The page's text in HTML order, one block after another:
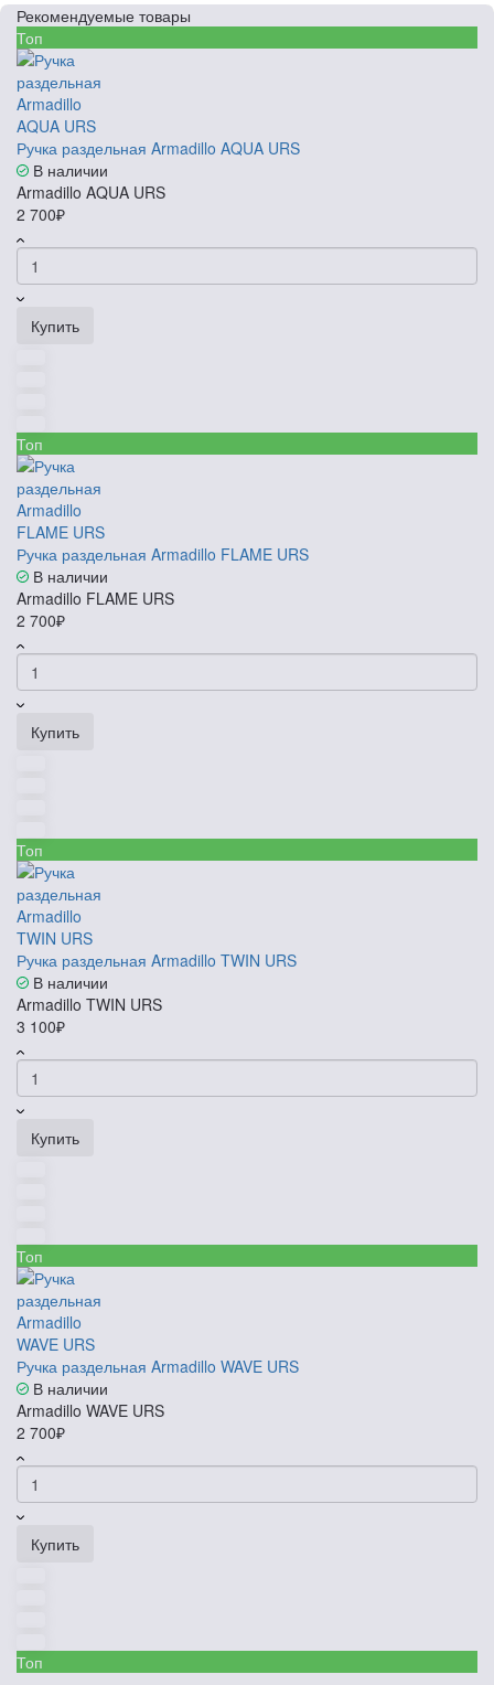
Рекомендуемые товары
Топ
Ручка раздельная Armadillo AQUA URS
В наличии
Armadillo AQUA URS
2 700₽
Купить
Топ
Ручка раздельная Armadillo FLAME URS
В наличии
Armadillo FLAME URS
2 700₽
Купить
Топ
Ручка раздельная Armadillo TWIN URS
В наличии
Armadillo TWIN URS
3 100₽
Купить
Топ
Ручка раздельная Armadillo WAVE URS
В наличии
Armadillo WAVE URS
2 700₽
Купить
Топ